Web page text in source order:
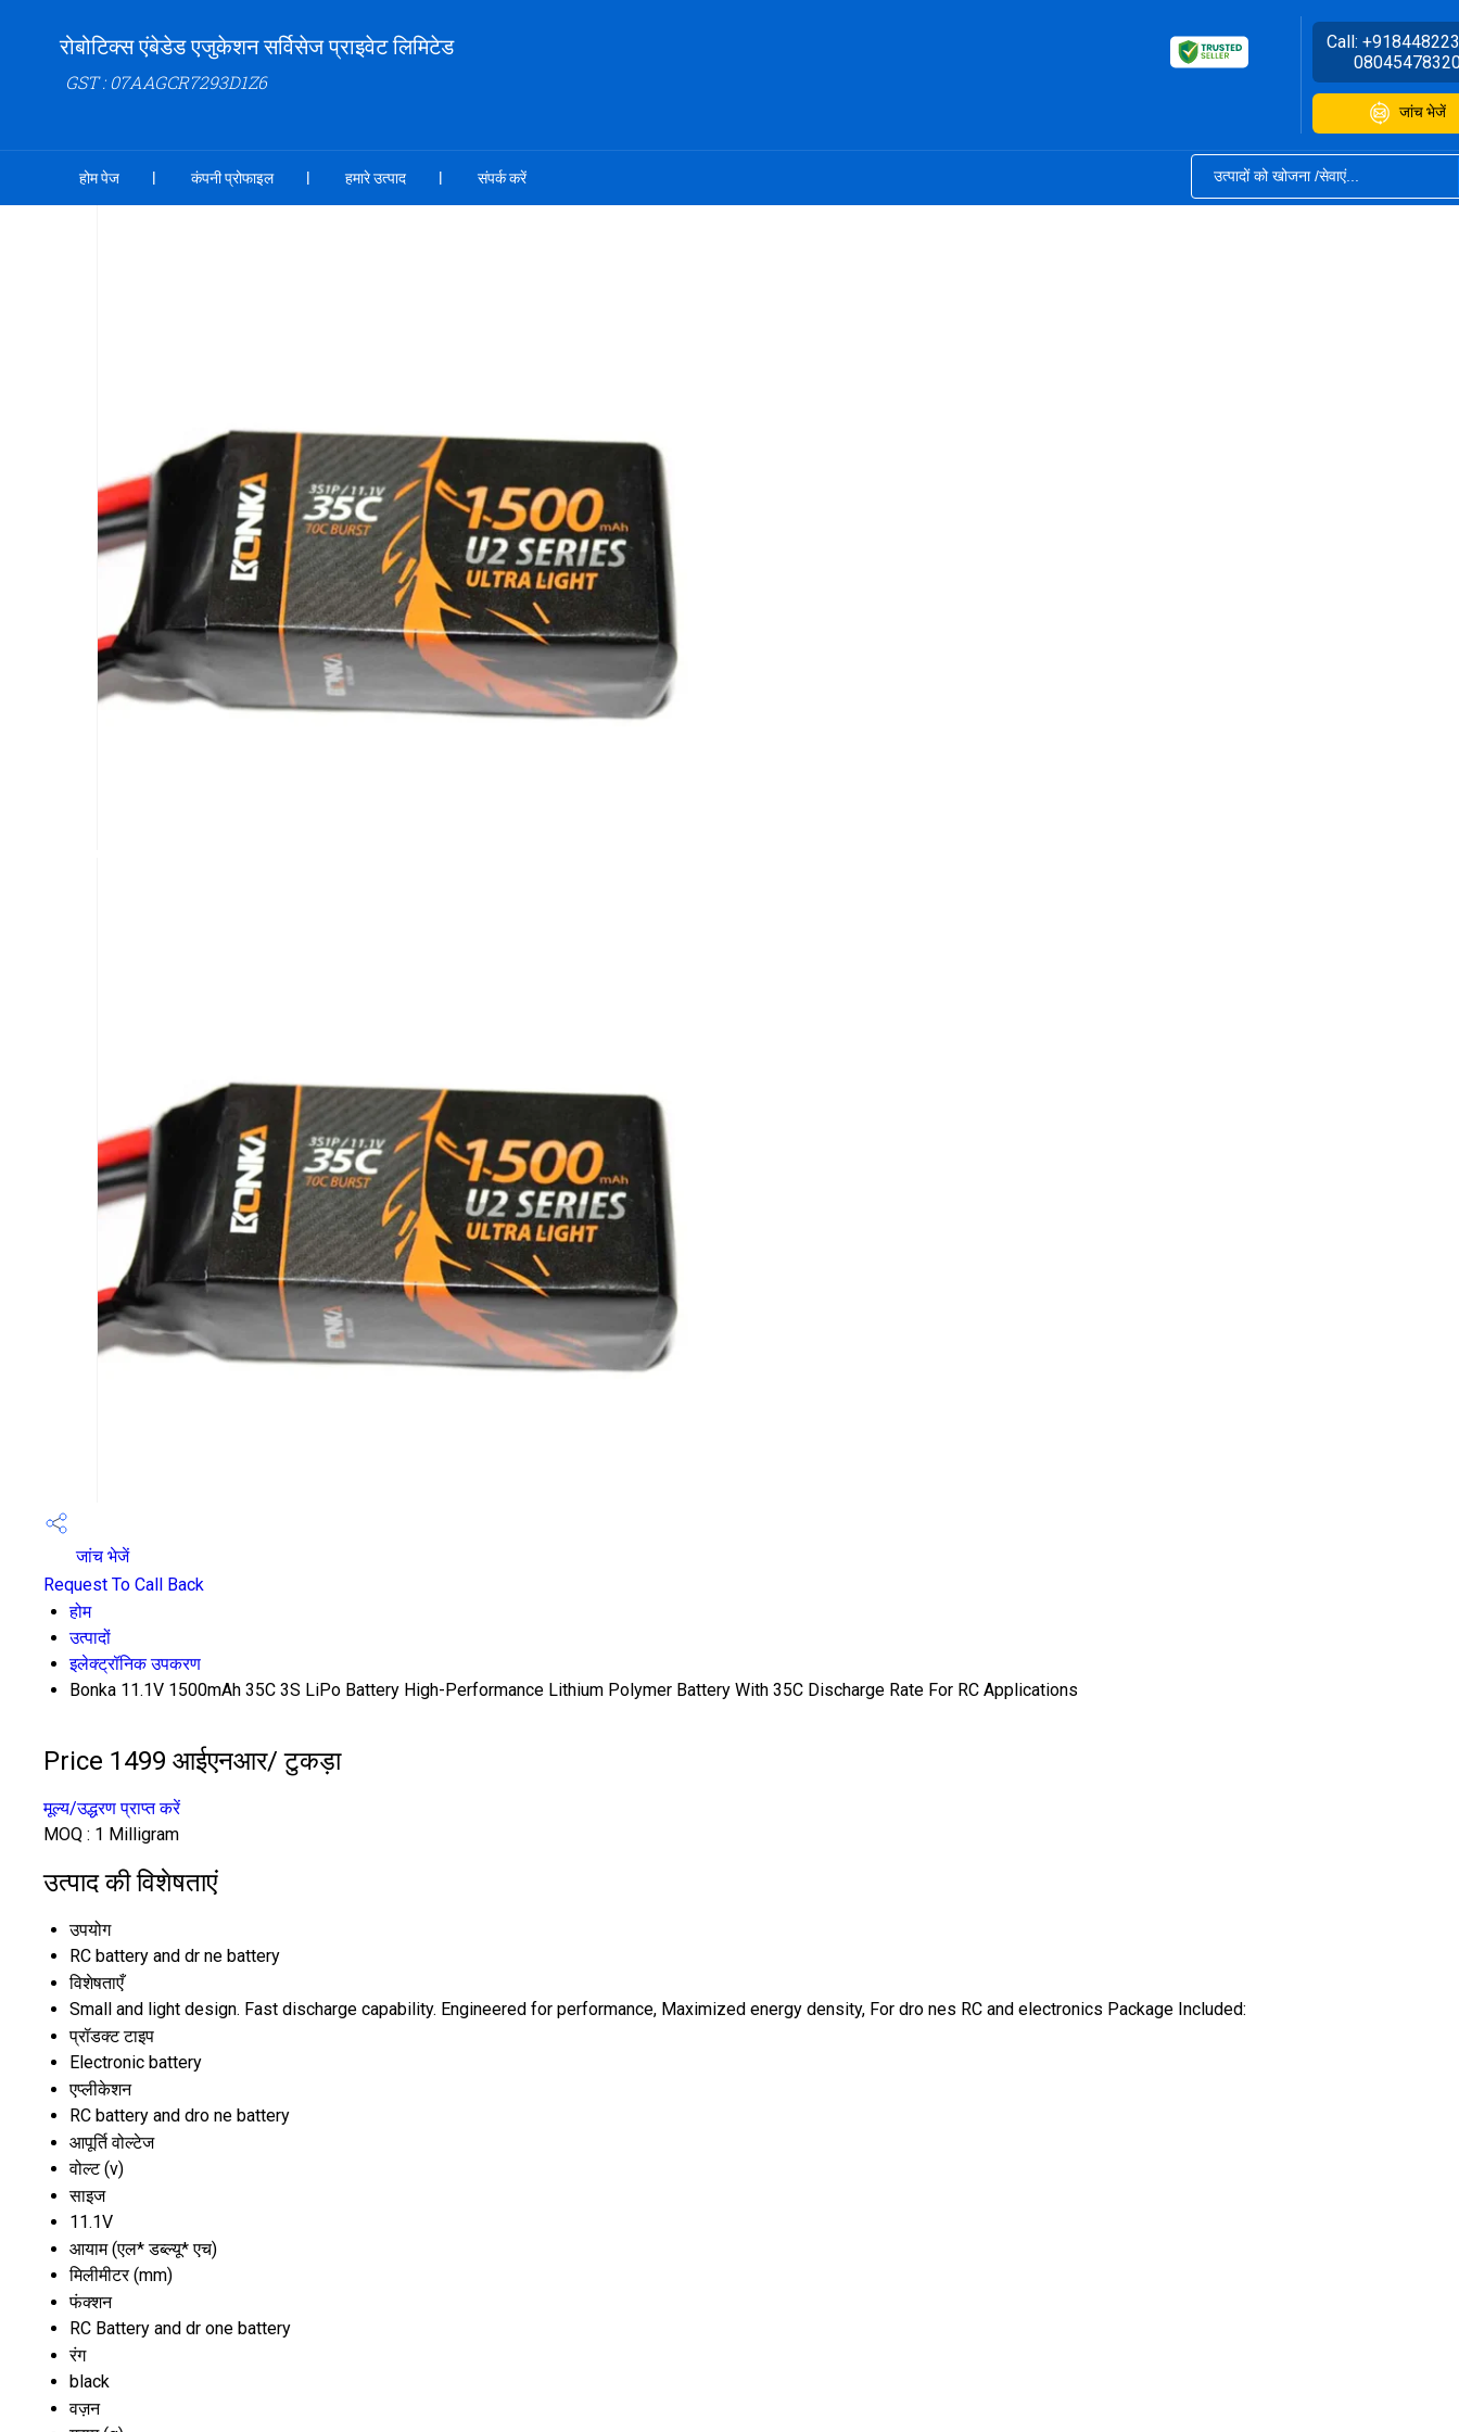
रोबोटिक्स एंबेडेड एजुकेशन सर्विसेज प्राइवेट लिमिटेड
GST : 07AAGCR7293D1Z6
Call:
जांच भेजें
होम पेज कंपनी प्रोफाइल हमारे उत्पाद संपर्क करें
जांच भेजें
Request To Call Back
होम
उत्पादों
इलेक्ट्रॉनिक उपकरण
Bonka 11.1V 1500mAh 35C 3S LiPo Battery High-Performance Lithium Polymer Battery With 35C Discharge Rate For RC Applications
Price 1499 आईएनआर/ टुकड़ा
मूल्य/उद्धरण प्राप्त करें
MOQ : 1 Milligram
उत्पाद की विशेषताएं
उपयोग
RC battery and dr ne battery
विशेषताएँ
Small and light design. Fast discharge capability. Engineered for performance, Maximized energy density, For dro nes RC and electronics Package Included:
प्रॉडक्ट टाइप
Electronic battery
एप्लीकेशन
RC battery and dro ne battery
आपूर्ति वोल्टेज
वोल्ट (v)
साइज
11.1V
आयाम (एल* डब्ल्यू* एच)
मिलीमीटर (mm)
फंक्शन
RC Battery and dr one battery
रंग
black
वज़न